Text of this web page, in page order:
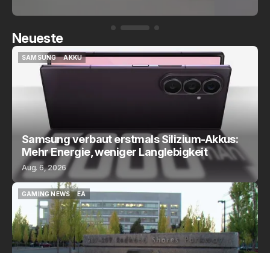
Neueste
SAMSUNG
SAMSUNG
AKKU
AKKU
Samsung verbaut erstmals Silizium-Akkus:
Mehr Energie, weniger Langlebigkeit
Aug. 6, 2026
GAMING NEWS
GAMING NEWS
EA
EA